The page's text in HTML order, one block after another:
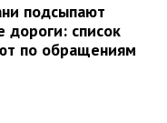
подсыпают
дороги: список
по обращениям